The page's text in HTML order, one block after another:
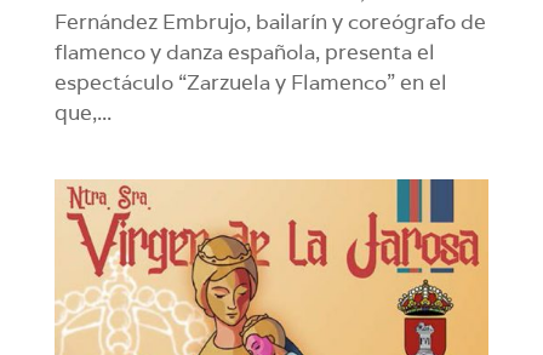
Fernández Embrujo, bailarín y coreógrafo de
flamenco y danza española, presenta el
espectáculo “Zarzuela y Flamenco” en el
que,...